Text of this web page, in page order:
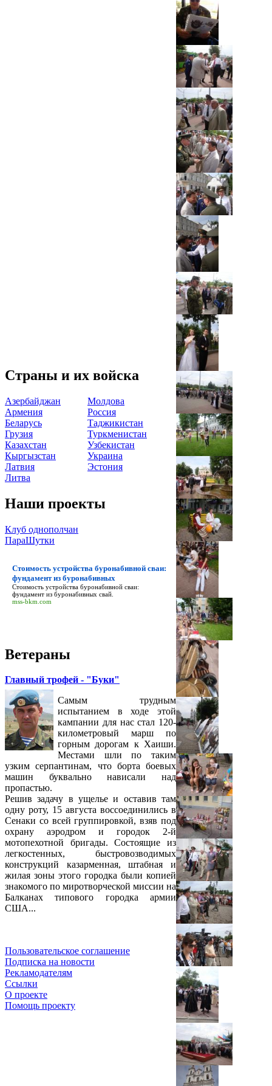
Страны и их войска
Азербайджан
Армения
Беларусь
Грузия
Казахстан
Кыргызстан
Латвия
Литва
Молдова
Россия
Таджикистан
Туркменистан
Узбекистан
Украина
Эстония
Наши проекты
Клуб однополчан
ПараШутки
Стоимость устройства буронабивной сваи:
фундамент из буронабивных
Стоимость устройства буронабивной сваи:
фундамент из буронабивных свай.
mss-bkm.com
Ветераны
Главный трофей - "Буки"
Самым трудным
испытанием в ходе этой
кампании для нас стал 120-
километровый марш по
горным дорогам к Хаиши.
Местами шли по таким
узким серпантинам, что борта боевых
машин буквально нависали над
пропастью.
Решив задачу в ущелье и оставив там
одну роту, 15 августа воссоединились в
Сенаки со всей группировкой, взяв под
охрану аэродром и городок 2-й
мотопехотной бригады. Состоящие из
легкостенных, быстровозводимых
конструкций казарменная, штабная и
жилая зоны этого городка были копией
знакомого по миротворческой миссии на
Балканах типового городка армии
США...
Пользовательское соглашение
Подписка на новости
Рекламодателям
Ссылки
О проекте
Помощь проекту